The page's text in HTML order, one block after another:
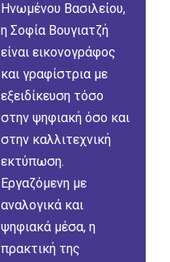
Ηνωμένου Βασιλείου,
η Σοφία Βουγιατζή
είναι εικονογράφος
και γραφίστρια με
εξειδίκευση τόσο
στην ψηφιακή όσο και
στην καλλιτεχνική
εκτύπωση.
Εργαζόμενη με
αναλογικά και
ψηφιακά μέσα, η
πρακτική της